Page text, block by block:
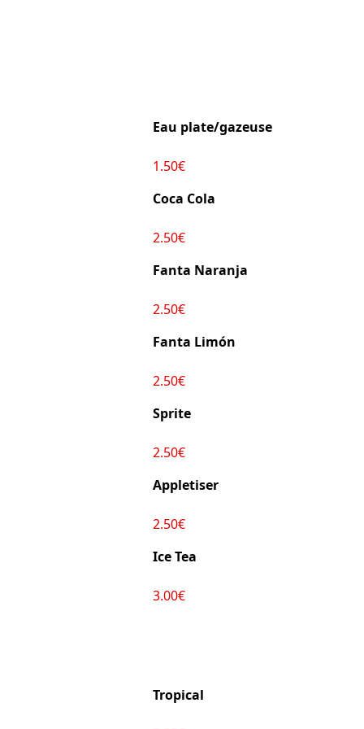
Eau plate/gazeuse
1.50€
Coca Cola
2.50€
Fanta Naranja
2.50€
Fanta Limón
2.50€
Sprite
2.50€
Appletiser
2.50€
Ice Tea
3.00€
Tropical